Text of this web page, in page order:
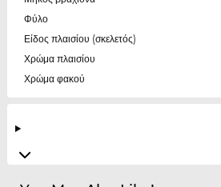
Φύλο
Είδος πλαισίου (σκελετός)
Χρώμα πλαισίου
Χρώμα φακού